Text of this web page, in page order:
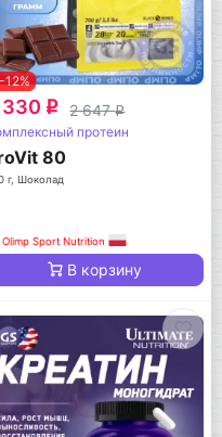
-12%
330 q 2 647q
протеин
80
г, Шоколад
Olimp Sport Nutrition
В корзину